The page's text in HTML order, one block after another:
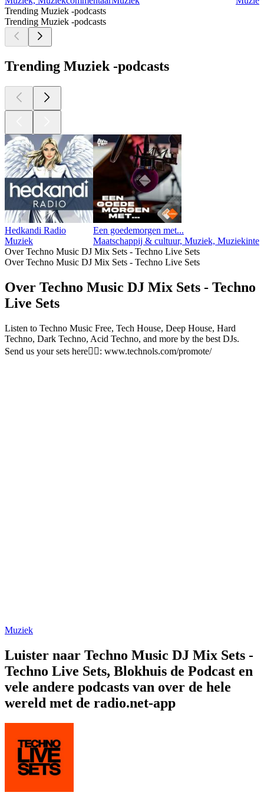
Trending Muziek -podcasts
Trending Muziek -podcasts
Trending Muziek -podcasts
Hedkandi Radio
Muziek
Een goedemorgen met...
Maatschappij & cultuur, Muziek,
Over Techno Music DJ Mix Sets - Techno Live Sets
Over Techno Music DJ Mix Sets - Techno Live Sets
Over Techno Music DJ Mix Sets - Techno
Live Sets
Listen to Techno Music Free, Tech House, Deep House, Hard
Techno, Dark Techno, Acid Techno, and more by the best DJs.
Send us your sets here👉🏻: www.technols.com/promote/
Muziek
Luister naar Techno Music DJ Mix Sets -
Techno Live Sets, Blokhuis de Podcast en
vele andere podcasts van over de hele
wereld met de radio.net-app